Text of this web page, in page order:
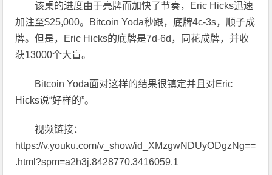
该桌的进度由于亮牌而加快了节奏，Eric Hicks迅速
加注至$25,000。Bitcoin Yoda秒跟，底牌4c-3s，顺子成
牌。但是，Eric Hicks的底牌是7d-6d，同花成牌，并收
获13000个大盲。
Bitcoin Yoda面对这样的结果很镇定并且对Eric
Hicks说“好样的”。
视频链接：
https://v.youku.com/v_show/id_XMzgwNDUyODgzNg==
.html?spm=a2h3j.8428770.3416059.1